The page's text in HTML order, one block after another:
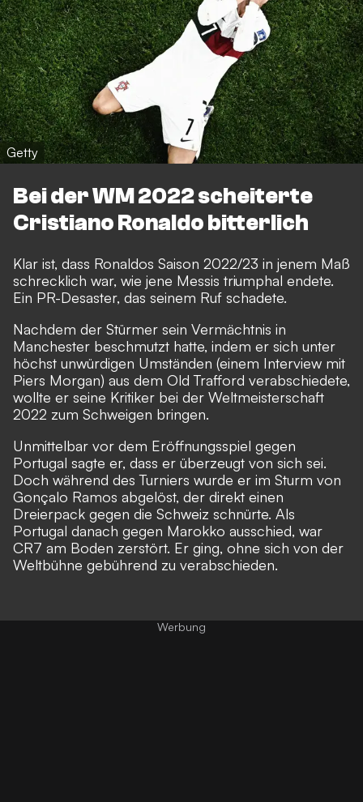
Getty
Bei der WM 2022 scheiterte
Cristiano Ronaldo bitterlich
Klar ist, dass Ronaldos Saison 2022/23 in jenem Maß
schrecklich war, wie jene Messis triumphal endete.
Ein PR-Desaster, das seinem Ruf schadete.
Nachdem der Stürmer sein Vermächtnis in
Manchester beschmutzt hatte, indem er sich unter
höchst unwürdigen Umständen (einem Interview mit
Piers Morgan) aus dem Old Trafford verabschiedete,
wollte er seine Kritiker bei der Weltmeisterschaft
2022 zum Schweigen bringen.
Unmittelbar vor dem Eröffnungsspiel gegen
Portugal sagte er, dass er überzeugt von sich sei.
Doch während des Turniers wurde er im Sturm von
Gonçalo Ramos abgelöst, der direkt einen
Dreierpack gegen die Schweiz schnürte. Als
Portugal danach gegen Marokko ausschied, war
CR7 am Boden zerstört. Er ging, ohne sich von der
Weltbühne gebührend zu verabschieden.